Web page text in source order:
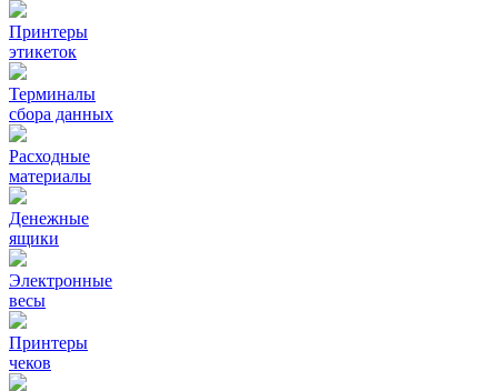
Принтеры
этикеток
Терминалы
сбора данных
Расходные
материалы
Денежные
ящики
Электронные
весы
Принтеры
чеков